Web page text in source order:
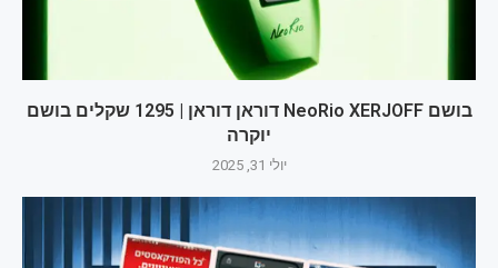
בושם NeoRio XERJOFF דוראן דוראן | 1295 שקלים בושם
יוקרה
יולי 31, 2025